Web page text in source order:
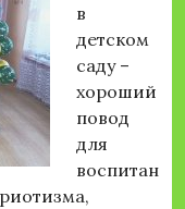
в
детском
саду –
хороший
повод
для
воспитан